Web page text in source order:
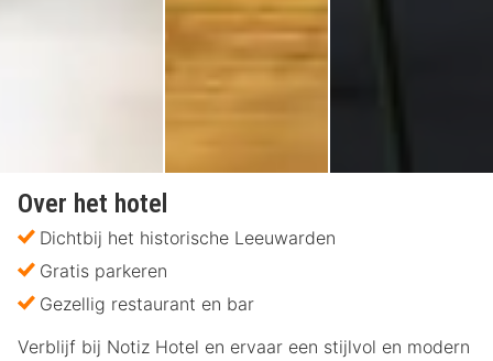
Over het hotel
Dichtbij het historische Leeuwarden
Gratis parkeren
Gezellig restaurant en bar
Verblijf bij Notiz Hotel en ervaar een stijlvol en modern